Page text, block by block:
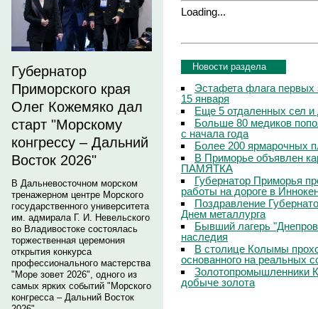
Губернатор
Приморского края
Олег Кожемяко дал
старт "Морскому
конгрессу – Дальний
Восток 2026"
В Дальневосточном морском
тренажерном центре Морского
государственного университета
им. адмирала Г. И. Невельского
во Владивостоке состоялась
торжественная церемония
открытия конкурса
профессионального мастерства
"Море зовет 2026", одного из
самых ярких событий "Морского
конгресса – Дальний Восток
Loading...
Новости раздела
Эстафета флага первых
15 января
Еще 5 отдаленных сел и
Больше 80 медиков
с начала года
Более 200 ярмарочных
В Приморье объявлен
ПАМЯТКА
Губернатор Приморья
работы на дороге в
Поздравление
Днем металлурга
Бывший лагерь
наследия
В столице Колымы
основанного на реальных
Золотопромышленники
добыче золота